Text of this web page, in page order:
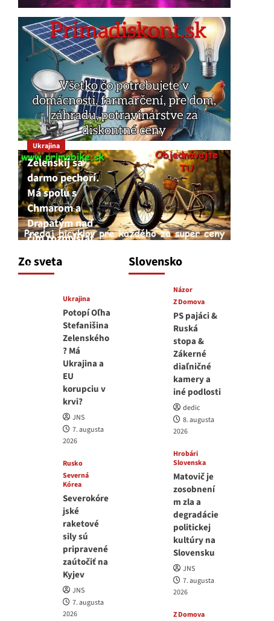
Zo sveta
Ukrajina
Zelenskij sa
darmo pechorí.
Má spolu s
Chmarom a
Drapatým nad
čím rozmýšľať
medvedar
8. augusta 2026
Ukrajina
Potopí Oľha
Stefanišina
Zelenského
? Má
Ukrajina a
EU
korupciu v
krvi?
JNS
7. augusta
2026
Rusko
Severná
Kórea
Severokóre
jské
raketové
sily sú
pripravené
zaútočiť na
Kyjev
JNS
7. augusta
2026
Slovensko
Názor
Z Domova
PS pajáci &
Ruská
stopa &
Zákerné
diaľničné
kamery a
iné podlosti
dedic
8. augusta
2026
Hrobári
Slovenska
Matovič je
zosobnení
m zla a
degradácie
politickej
kultúry na
Slovensku
JNS
7. augusta
2026
Z Domova